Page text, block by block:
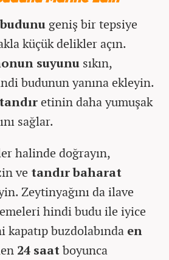
geniş bir tepsiye
küçük delikler açın.
suyunu sıkın,
budunun yanına ekleyin.
etinin daha yumuşak
sağlar.
halinde doğrayın,
ve tandır baharat
Zeytinyağını da ilave
hindi budu ile iyice
kapatıp buzdolabında en
24 saatboyunca